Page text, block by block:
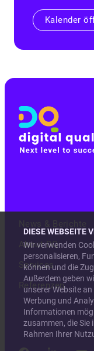
DIESE WEBSEITE
Wir verwenden
personalisieren,
können und die
Außerdem geben
unserer Website
Werbung und
Informationen
zusammen, die Sie
Rahmen Ihrer
Kalender
News & Berichte
About DQ
Services
Referenzen